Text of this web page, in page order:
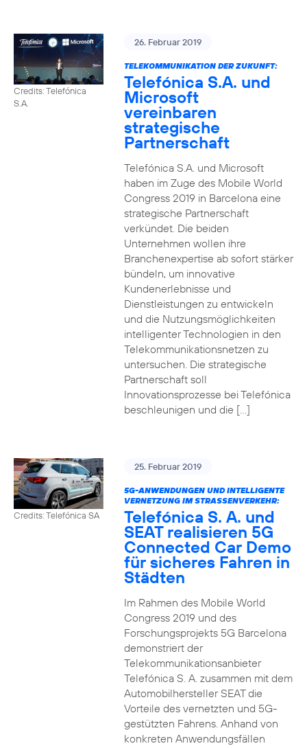
Credits: Telefónica
S.A.
26. Februar 2019
TELEKOMMUNIKATION DER ZUKUNFT:
Telefónica S.A. und
Microsoft
vereinbaren
strategische
Partnerschaft
Telefónica S.A. und Microsoft
haben im Zuge des Mobile World
Congress 2019 in Barcelona eine
strategische Partnerschaft
verkündet. Die beiden
Unternehmen wollen ihre
Branchenexpertise ab sofort stärker
bündeln, um innovative
Kundenerlebnisse und
Dienstleistungen zu entwickeln
und die Nutzungsmöglichkeiten
intelligenter Technologien in den
Telekommunikationsnetzen zu
untersuchen. Die strategische
Partnerschaft soll
Innovationsprozesse bei Telefónica
beschleunigen und die […]
Credits: Telefónica SA
25. Februar 2019
5G-ANWENDUNGEN UND INTELLIGENTE
VERNETZUNG IM STRASSENVERKEHR:
Telefónica S. A. und
SEAT realisieren 5G
Connected Car Demo
für sicheres Fahren in
Städten
Im Rahmen des Mobile World
Congress 2019 und des
Forschungsprojekts 5G Barcelona
demonstriert der
Telekommunikationsanbieter
Telefónica S. A. zusammen mit dem
Automobilhersteller SEAT die
Vorteile des vernetzten und 5G-
gestützten Fahrens. Anhand von
konkreten Anwendungsfällen